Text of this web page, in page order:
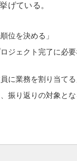
げている。
位を決める」
ジェクト完了に必
に業務を割り当てる
振り返りの対象とな